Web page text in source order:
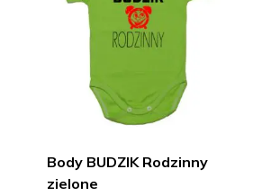
Body BUDZIK Rodzinny
zielone